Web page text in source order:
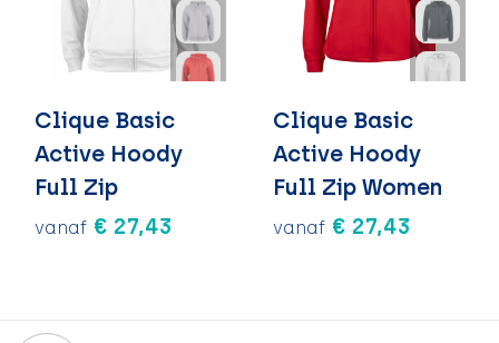
Clique Basic
Active Hoody
Full Zip
vanaf € 27,43
Clique Basic
Active Hoody
Full Zip Women
vanaf € 27,43